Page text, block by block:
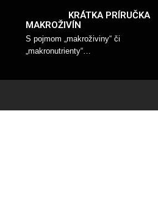
KRÁTKA PRÍRUČKA
MAKROŽIVÍN
S pojmom „makroživiny“ či
„makronutrienty“…